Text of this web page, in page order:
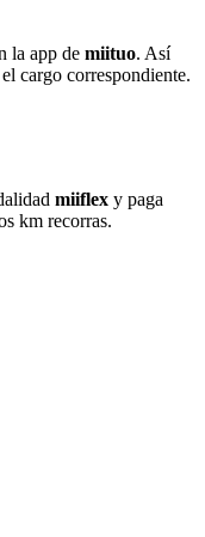
la app de miituo. Así
cargo correspondiente.
miiflex y paga
km recorras.